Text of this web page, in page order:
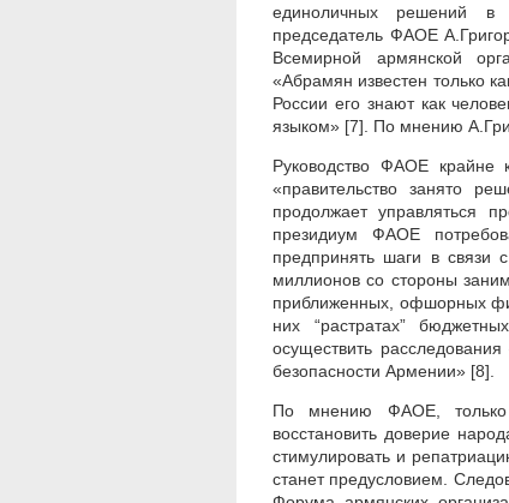
единоличных решений в
председатель ФАОЕ
Всемирной армянской
«Абрамян известен только
России его знают как
языком» [7]. По мнению
Руководство ФАОЕ крайне
«правительство занято
продолжает управляться
президиум ФАОЕ
предпринять шаги в связи
миллионов со стороны
приближенных, офшорных
них “растратах”
осуществить
безопасности Армении» [8].
По мнению ФАОЕ, только
восстановить доверие
стимулировать и
станет предусловием.